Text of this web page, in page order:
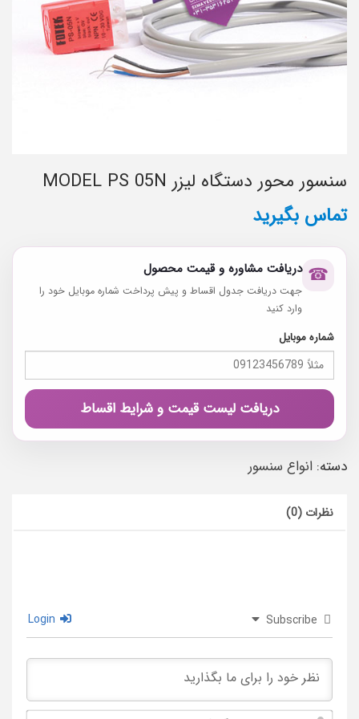
سنسور محور دستگاه لیزر MODEL PS 05N
تماس بگیرید
☎ دریافت مشاوره و قیمت محصول
جهت دریافت جدول اقساط و پیش پرداخت شماره موبایل خود را
وارد کنید
شماره موبایل
دریافت لیست قیمت و شرایط اقساط
دسته: انواع سنسور
نظرات (0)
Subscribe